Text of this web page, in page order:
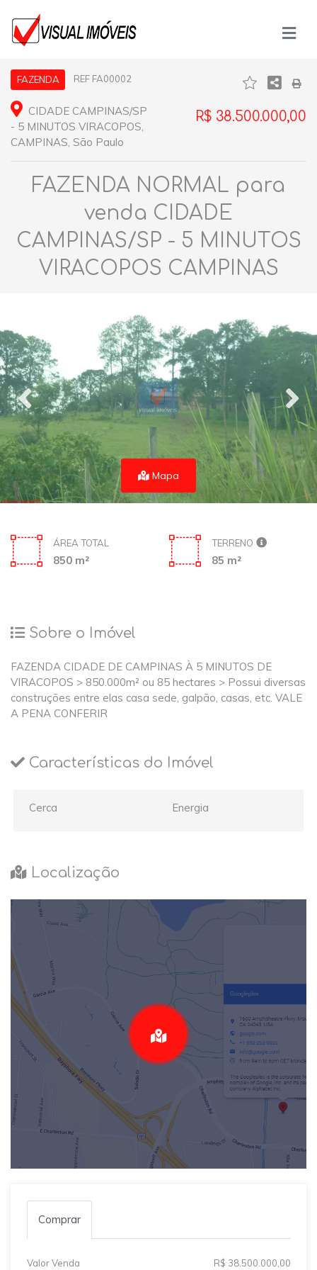
FAZENDA REF FA00002
CIDADE CAMPINAS/SP
- 5 MINUTOS VIRACOPOS,
CAMPINAS, São Paulo
R$ 38.500.000,00
FAZENDA NORMAL para
venda CIDADE
CAMPINAS/SP - 5 MINUTOS
VIRACOPOS CAMPINAS
Mapa
ÁREA TOTAL
850 m²
TERRENO
85 m²
Sobre o Imóvel
FAZENDA CIDADE DE CAMPINAS À 5 MINUTOS DE
VIRACOPOS > 850.000m² ou 85 hectares > Possui diversas
construções entre elas casa sede, galpão, casas, etc. VALE
A PENA CONFERIR
Características do Imóvel
Cerca Energia
Localização
Comprar
Valor Venda R$ 38.500.000,00